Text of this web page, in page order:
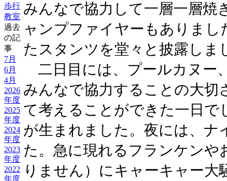
歩行
教室
過去
の記
事
7月
6月
4月
2026
年度
2025
年度
2024
年度
2023
年度
2022
年度
みんなで協力して一層一層焼
ャンプファイヤーもありまし
たスタンツを堂々と披露しま
二日目には、プールカヌー
みんなで協力することの大切
て考えることができた一日で
が生まれました。夜には、ナ
た。急に現れるフランケンや
りません）にキャーキャー大